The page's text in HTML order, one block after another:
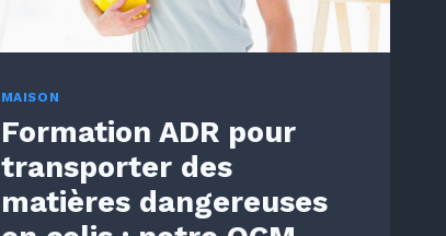
MAISON
Formation ADR pour
transporter des
matières dangereuses